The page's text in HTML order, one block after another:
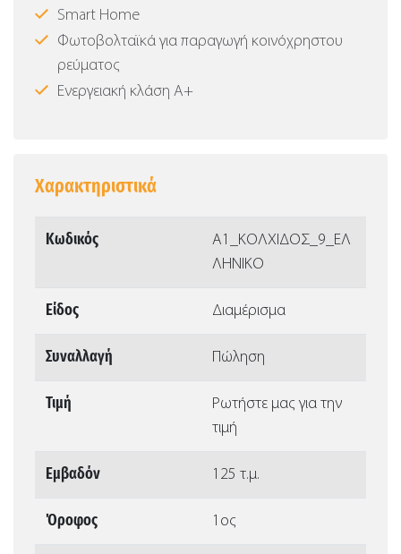
Smart Home
Φωτοβολταϊκά για παραγωγή κοινόχρηστου
ρεύματος
Ενεργειακή κλάση Α+
Χαρακτηριστικά
Κωδικός
Α1_ΚΟΛΧΙΔΟΣ_9_ΕΛ
ΛΗΝΙΚΟ
Είδος Διαμέρισμα
Συναλλαγή Πώληση
Τιμή
Ρωτήστε μας για την
τιμή
Εμβαδόν 125 τ.μ.
Όροφος 1ος